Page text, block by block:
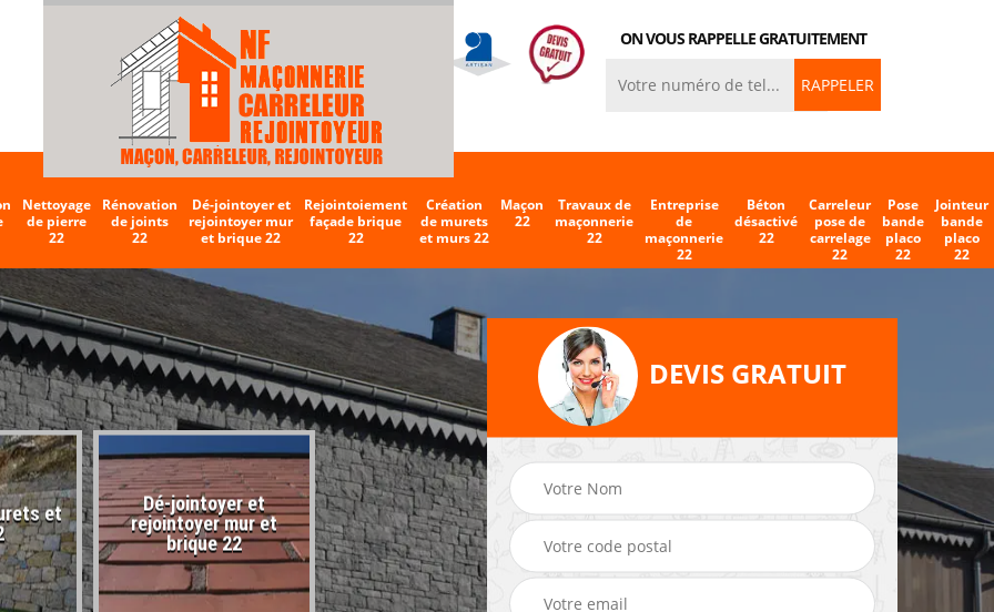
ON VOUS RAPPELLE GRATUITEMENT
Nettoyage
de pierre
22
Rénovation
de joints
22
Dé-jointoyer et
rejointoyer mur
et brique 22
Rejointoiement
façade brique
22
Création
de murets
et murs 22
Maçon
22
Travaux de
maçonnerie
22
Entreprise
de
maçonnerie
22
Béton
désactivé
22
Carreleur
pose de
carrelage
22
Pose
bande
placo
22
Jointeur
bande
placo
22
et
Dé-jointoyer et
rejointoyer mur et
brique 22
Entreprise de carreleur
22
Entreprise de
Maçon 22
DEVIS GRATUIT